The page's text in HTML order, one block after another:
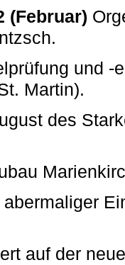
(Februar)
und -
Martin).
des
abermaliger
auf der